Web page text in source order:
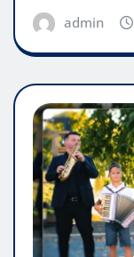
admin